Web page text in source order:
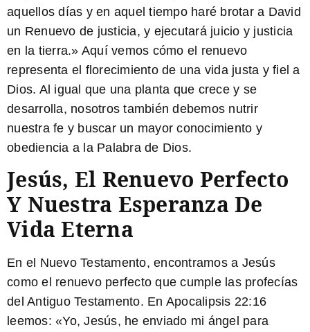
aquellos días y en aquel tiempo haré brotar a David
un Renuevo de justicia, y ejecutará juicio y justicia
en la tierra.» Aquí vemos cómo el renuevo
representa el florecimiento de una vida justa y fiel a
Dios. Al igual que una planta que crece y se
desarrolla, nosotros también debemos nutrir
nuestra fe y buscar un mayor conocimiento y
obediencia a la Palabra de Dios.
Jesús, El Renuevo Perfecto
Y Nuestra Esperanza De
Vida Eterna
En el Nuevo Testamento, encontramos a Jesús
como el renuevo perfecto que cumple las profecías
del Antiguo Testamento. En Apocalipsis 22:16
leemos: «Yo, Jesús, he enviado mi ángel para